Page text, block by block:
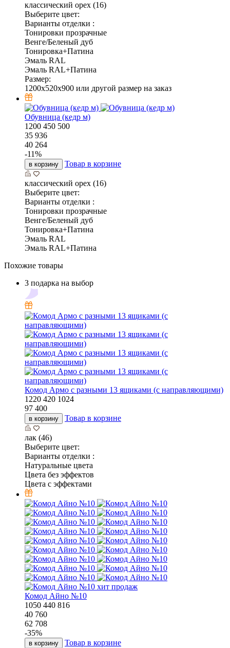
классический орех (16)
Выберите цвет:
Варианты отделки :
Тонировки прозрачные
Венге/Беленый дуб
Тонировка+Патина
Эмаль RAL
Эмаль RAL+Патина
Размер:
1200x520x900 или другой размер на заказ
Обувница (кедр м)
1200 450 500
35 936
40 264
-11%
в корзину Товар в корзине
классический орех (16)
Выберите цвет:
Варианты отделки :
Тонировки прозрачные
Венге/Беленый дуб
Тонировка+Патина
Эмаль RAL
Эмаль RAL+Патина
Похожие товары
3 подарка на выбор
Комод Армо с разными 13 ящиками (с направляющими)
1220 420 1024
97 400
в корзину Товар в корзине
лак (46)
Выберите цвет:
Варианты отделки :
Натуральные цвета
Цвета без эффектов
Цвета с эффектами
хит продаж
Комод Айно №10
1050 440 816
40 760
62 708
-35%
в корзину Товар в корзине